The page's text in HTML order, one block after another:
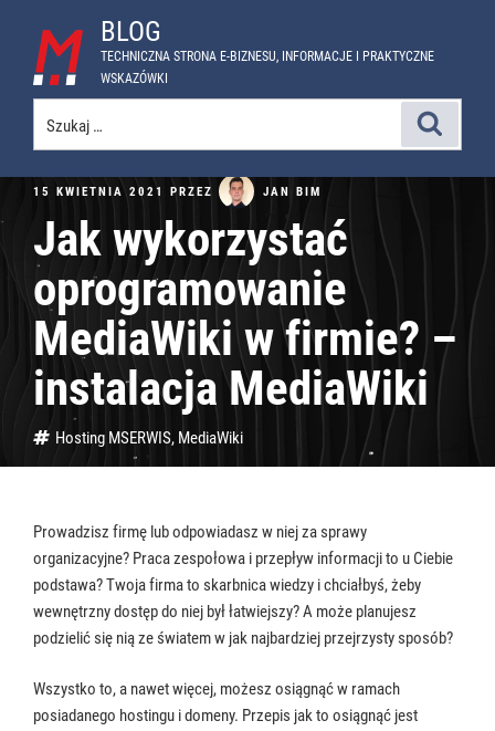
BLOG
TECHNICZNA STRONA E-BIZNESU, INFORMACJE I PRAKTYCZNE
WSKAZÓWKI
OPUBLIKOWANE
15 KWIETNIA 2021 PRZEZ JAN BIM
Jak wykorzystać
oprogramowanie
MediaWiki w firmie? –
instalacja MediaWiki
Tagi
Hosting MSERWIS, MediaWiki
Prowadzisz firmę lub odpowiadasz w niej za sprawy
organizacyjne? Praca zespołowa i przepływ informacji to u Ciebie
podstawa? Twoja firma to skarbnica wiedzy i chciałbyś, żeby
wewnętrzny dostęp do niej był łatwiejszy? A może planujesz
podzielić się nią ze światem w jak najbardziej przejrzysty sposób?
Wszystko to, a nawet więcej, możesz osiągnąć w ramach
posiadanego hostingu i domeny. Przepis jak to osiągnąć jest